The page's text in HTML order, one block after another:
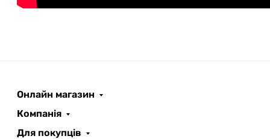
Онлайн магазин
Компанія
Для покупців